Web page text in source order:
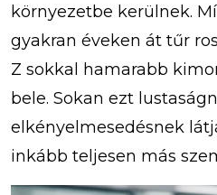
környezetbe kerülnek.
gyakran éveken át tűr
Z sokkal hamarabb
bele. Sokan ezt
elkényelmesedésnek
inkább teljesen más